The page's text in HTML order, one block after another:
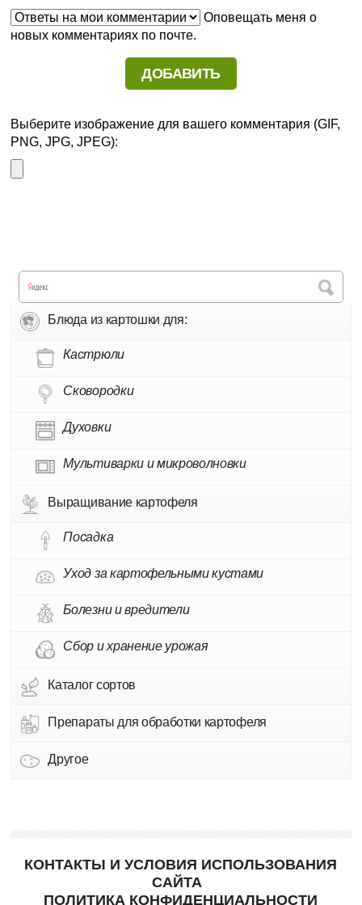
Оповещать меня о
новых комментариях по почте.
Выберите изображение для вашего комментария (GIF,
PNG, JPG, JPEG):
Блюда из картошки для:
Кастрюли
Сковородки
Духовки
Мультиварки и микроволновки
Выращивание картофеля
Посадка
Уход за картофельными кустами
Болезни и вредители
Сбор и хранение урожая
Каталог сортов
Препараты для обработки картофеля
Другое
КОНТАКТЫ И УСЛОВИЯ ИСПОЛЬЗОВАНИЯ
САЙТА
ПОЛИТИКА КОНФИДЕНЦИАЛЬНОСТИ